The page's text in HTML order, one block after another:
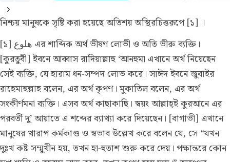
নিশ্চয় মানুষকে সৃষ্টি করা হয়েছে অতিশয় অস্থিরচিত্তরূপে [১] ।
[১] هلوع এর শাব্দিক অর্থ ভীষণ লোভী ও অতি ভীরু ব্যক্তি।
[কুরতুবী] ইবনে আব্বাস রাদিয়াল্লাহু ‘আনহুমা এখানে অর্থ নিয়েছেন
সেই ব্যক্তি, যে হারাম ধন-সম্পদ লোভ করে। সাঈদ ইবনে জুবাইর
রাহেমাহুল্লাহ বলেন, এর অর্থ কৃপণ। মুকাতিল বলেন, এর অর্থ
সংকীর্ণমনা ব্যক্তি। এসব অর্থ কাছাকাছি। স্বয়ং আল্লাহ্ই কুরআনে এর
পরবর্তী দু’ আয়াতে এ শব্দের ব্যাখ্যা করে দিয়েছেন। [বাগাভী] এখানে
মানুষের খারাপ কর্মকাণ্ড ও স্বভাব উল্লেখ করে বলেন যে, সে “যখন
দুঃখ কষ্ট সম্মুখীন হয়, তখন হা-হুতাশ শুরু করে দেয়। পক্ষান্তরে কোন